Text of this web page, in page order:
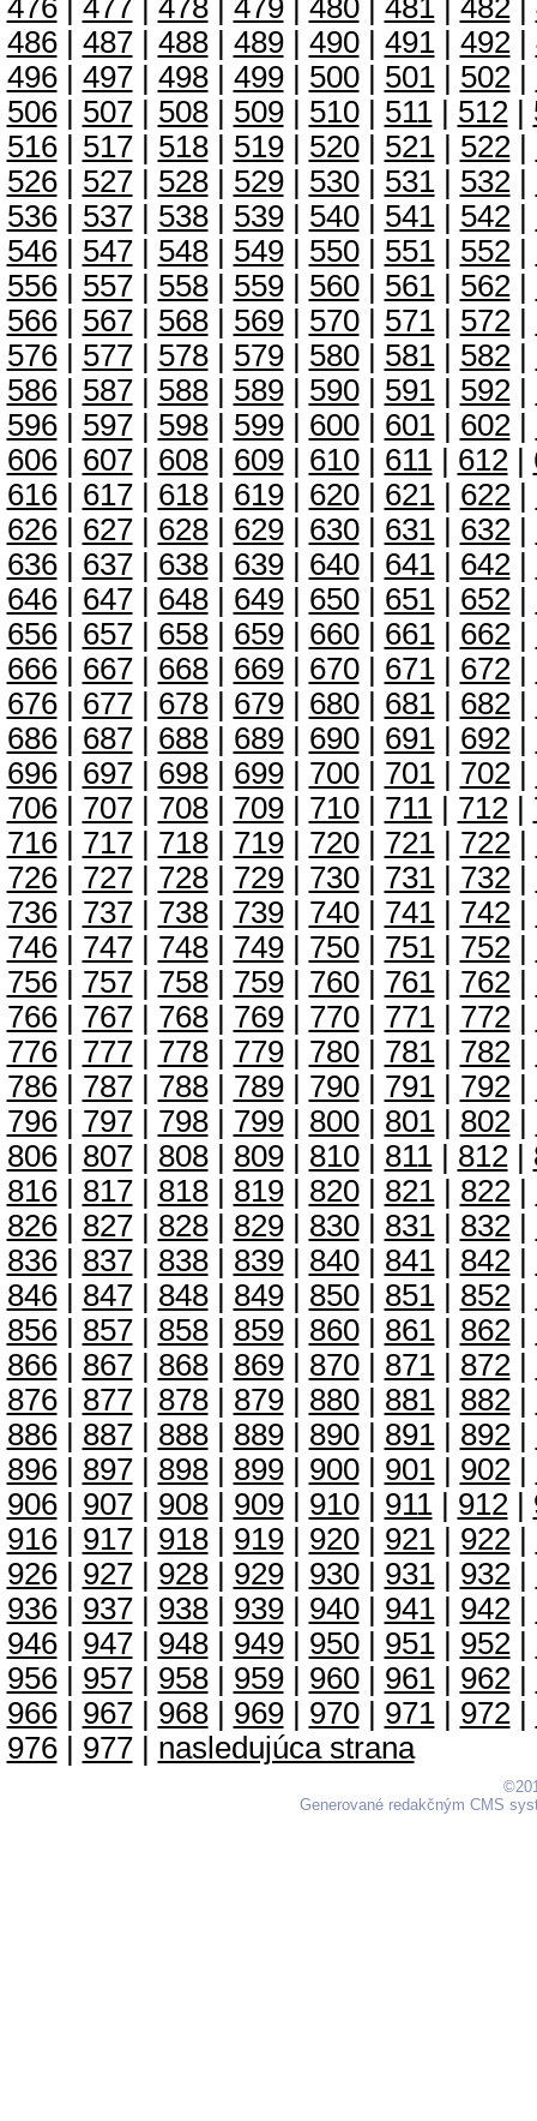
476| 477| 478| 479| 480| 481| 482|
486| 487| 488| 489| 490| 491| 492|
496| 497| 498| 499| 500| 501| 502|
506| 507| 508| 509| 510| 511| 512|
516| 517| 518| 519| 520| 521| 522|
526| 527| 528| 529| 530| 531| 532|
536| 537| 538| 539| 540| 541| 542|
546| 547| 548| 549| 550| 551| 552|
556| 557| 558| 559| 560| 561| 562|
566| 567| 568| 569| 570| 571| 572|
576| 577| 578| 579| 580| 581| 582|
586| 587| 588| 589| 590| 591| 592|
596| 597| 598| 599| 600| 601| 602|
606| 607| 608| 609| 610| 611| 612|
616| 617| 618| 619| 620| 621| 622|
626| 627| 628| 629| 630| 631| 632|
636| 637| 638| 639| 640| 641| 642|
646| 647| 648| 649| 650| 651| 652|
656| 657| 658| 659| 660| 661| 662|
666| 667| 668| 669| 670| 671| 672|
676| 677| 678| 679| 680| 681| 682|
686| 687| 688| 689| 690| 691| 692|
696| 697| 698| 699| 700| 701| 702|
706| 707| 708| 709| 710| 711| 712|
716| 717| 718| 719| 720| 721| 722|
726| 727| 728| 729| 730| 731| 732|
736| 737| 738| 739| 740| 741| 742|
746| 747| 748| 749| 750| 751| 752|
756| 757| 758| 759| 760| 761| 762|
766| 767| 768| 769| 770| 771| 772|
776| 777| 778| 779| 780| 781| 782|
786| 787| 788| 789| 790| 791| 792|
796| 797| 798| 799| 800| 801| 802|
806| 807| 808| 809| 810| 811| 812|
816| 817| 818| 819| 820| 821| 822|
826| 827| 828| 829| 830| 831| 832|
836| 837| 838| 839| 840| 841| 842|
846| 847| 848| 849| 850| 851| 852|
856| 857| 858| 859| 860| 861| 862|
866| 867| 868| 869| 870| 871| 872|
876| 877| 878| 879| 880| 881| 882|
886| 887| 888| 889| 890| 891| 892|
896| 897| 898| 899| 900| 901| 902|
906| 907| 908| 909| 910| 911| 912|
916| 917| 918| 919| 920| 921| 922|
926| 927| 928| 929| 930| 931| 932|
936| 937| 938| 939| 940| 941| 942|
946| 947| 948| 949| 950| 951| 952|
956| 957| 958| 959| 960| 961| 962|
966| 967| 968| 969| 970| 971| 972|
976| 977| nasledujúca strana
Generované redakčným CMS